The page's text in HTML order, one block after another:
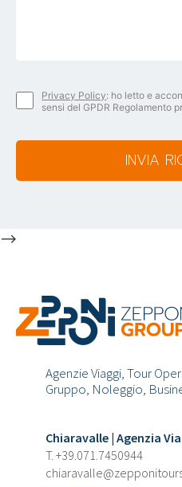
Privacy Policy: ho letto e
sensi del GPDR Regolamento
INVIA
-->
Agenzie Viaggi, Tour
Gruppo, Noleggio,
Chiaravalle | Agenzia
T. +39.071.7450944